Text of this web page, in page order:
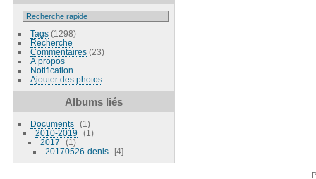
Tags(1298)
Recherche
Commentaires(23)
À propos
Notification
Ajouter des photos
Albums liés
Documents
1
2010-2019
1
2017
1
20170526-denis
4